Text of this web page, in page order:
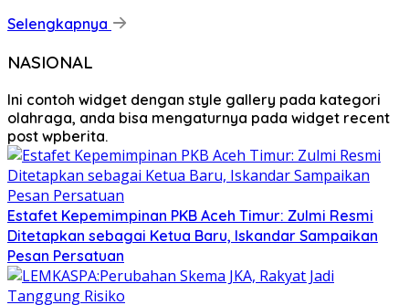
Selengkapnya
NASIONAL
Ini contoh widget dengan style gallery pada kategori
olahraga, anda bisa mengaturnya pada widget recent
post wpberita.
Estafet Kepemimpinan PKB Aceh Timur: Zulmi Resmi
Ditetapkan sebagai Ketua Baru, Iskandar Sampaikan
Pesan Persatuan